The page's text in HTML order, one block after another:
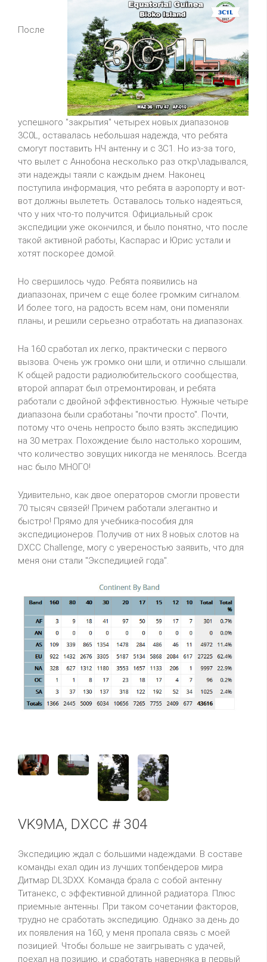
После
успешного "закрытия" четырех новых диапазонов
3C0L, оставалась небольшая надежда, что ребята
смогут поставить НЧ антенну и с 3C1. Но из-за того,
что вылет с Аннобона несколько раз откр\ладывался,
эти надежды таяли с каждым днем. Наконец
поступила информация, что ребята в аэропорту и вот-
вот должны вылететь. Оставалось только надеяться,
что у них что-то получится. Официальный срок
экспедиции уже окончился, и было понятно, что после
такой активной работы, Каспарас и Юрис устали и
хотят поскорее домой.
Но свершилось чудо. Ребята появились на
диапазонах, причем с еще более громким сигналом.
И более того, на радость всем нам, они поменяли
планы, и решили серьезно отработать на диапазонах.
На 160 сработал их легко, практически с первого
вызова. Очень уж громко они шли, и отлично слышали.
К общей радости радиолюбительского сообщества,
второй аппарат был отремонтирован, и ребята
работали с двойной эффективностью. Нужные четыре
диапазона были сработаны "почти просто". Почти,
потому что очень непросто было взять экспедицию
на 30 метрах. Похождение было настолько хорошим,
что количество зовущих никогда не менялось. Всегда
нас было МНОГО!
Удивительно, как двое операторов смогли провести
70 тысяч связей! Причем работали элегантно и
быстро! Прямо для учебника-пособия для
экспедиционеров. Получив от них 8 новых слотов на
DXCC Challenge, могу с увереностью заявить, что для
меня они стали "Экспедицией года".
VK9MA, DXCC # 304
Экспедицию ждал с большими надеждами. В составе
команды ехал один из лучших топбендеров мира
Дитмар DL3DXX. Команда брала с собой антенну
Титанекс, с эффективной длинной радиатора. Плюс
приемные антенны. При таком сочетании факторов,
трудно не сработать экспедицию. Однако за день до
их появления на 160, у меня пропала связь с моей
позицией. Чтобы больше не заигрывать с удачей,
поехал на позицию, и сработать наверняка в первый